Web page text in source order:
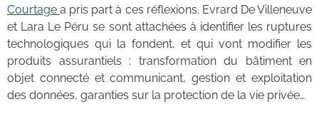
Courtagea pris part à ces réflexions. Evrard De Villeneuve
et Lara Le Péru se sont attachées à identifier les ruptures
technologiques qui la fondent, et qui vont modifier les
produits assurantiels : transformation du bâtiment en
objet connecté et communicant, gestion et exploitation
des données, garanties sur la protection de la vie privée…